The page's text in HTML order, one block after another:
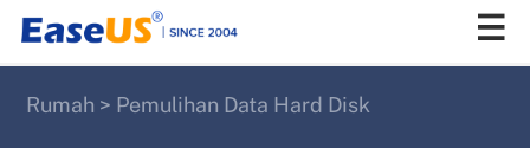
Rumah > Pemulihan Data Hard Disk